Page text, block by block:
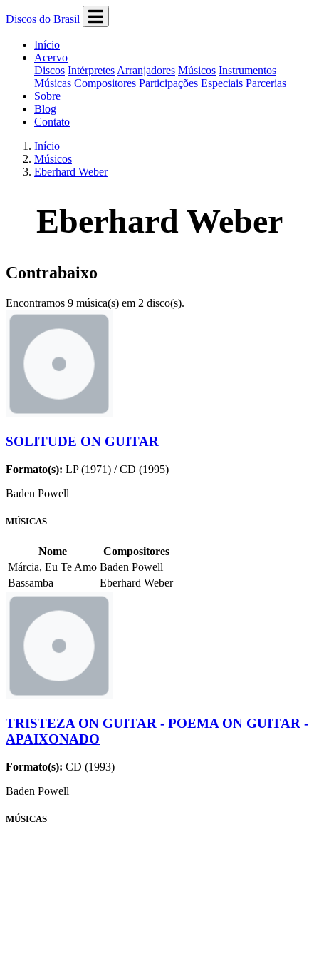
Discos do Brasil
Início
Acervo
Discos Intérpretes Arranjadores Músicos Instrumentos
Músicas Compositores Participações Especiais Parcerias
Sobre
Blog
Contato
Início
Músicos
Eberhard Weber
Eberhard Weber
Contrabaixo
Encontramos 9 música(s) em 2 disco(s).
SOLITUDE ON GUITAR
Formato(s): LP (1971) / CD (1995)
Baden Powell
MÚSICAS
Nome
Compositores
Márcia, Eu Te Amo Baden Powell
Bassamba
Eberhard Weber
TRISTEZA ON GUITAR - POEMA ON GUITAR -
APAIXONADO
Formato(s): CD (1993)
Baden Powell
MÚSICAS